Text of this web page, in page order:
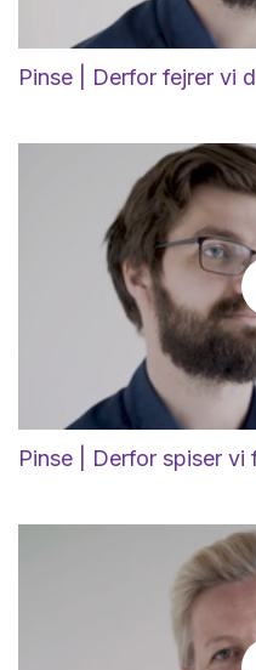
Pinse | Derfor fejrer vi
Pinse | Derfor spiser vi